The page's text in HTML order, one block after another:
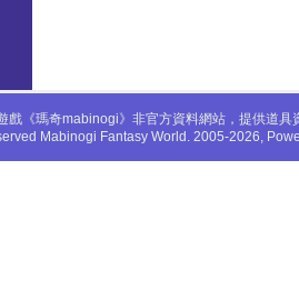
戲《瑪奇mabinogi》非官方資料網站，提供道
Mabinogi Fantasy World. 2005-2026,